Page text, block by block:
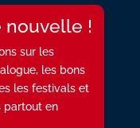
nouvelle !
sur les
les bons
les festivals et
partout en